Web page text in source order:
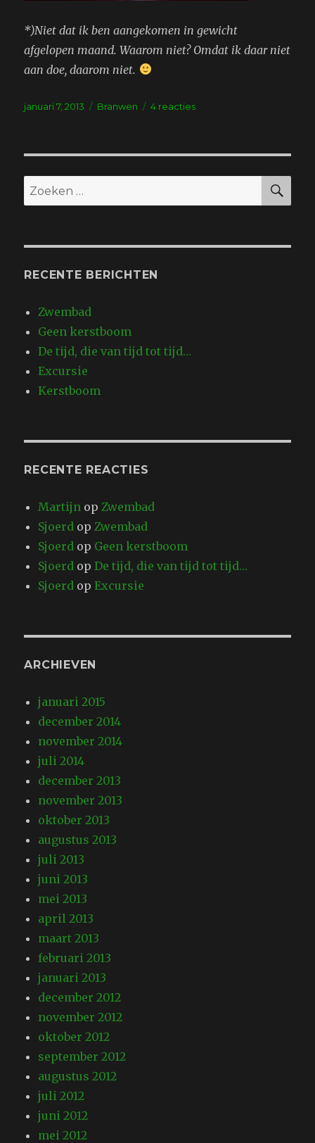
*)Niet dat ik ben aangekomen in gewicht
afgelopen maand. Waarom niet? Omdat ik daar niet
aan doe, daarom niet.
Geplaatst
januari 7, 2013 Tags
Branwen 4 reactiesop
Zoeken
naar:
RECENTE BERICHTEN
Zwembad
Geen kerstboom
De tijd, die van tijd tot tijd…
Excursie
Kerstboom
RECENTE REACTIES
Martijn op Zwembad
Sjoerd op Zwembad
Sjoerd op Geen kerstboom
Sjoerd opDe tijd, die van tijd tot tijd…
Sjoerd opExcursie
ARCHIEVEN
januari 2015
december 2014
november 2014
juli 2014
december 2013
november 2013
oktober 2013
augustus 2013
juli 2013
juni 2013
mei 2013
april 2013
maart 2013
februari 2013
januari 2013
december 2012
november 2012
oktober 2012
september 2012
augustus 2012
juli 2012
juni 2012
mei 2012